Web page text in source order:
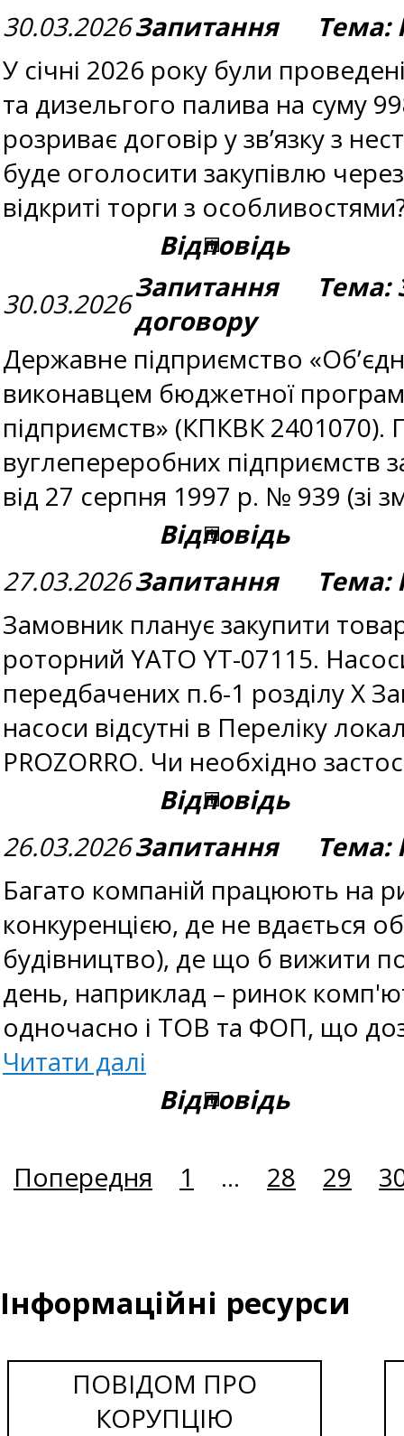
30.03.2026Запитання Тема:
У січні 2026 року були
та дизельгого палива на суму
розриває договір у зв’язку з
буде оголосити закупівлю
відкриті торги з
Відповідь
30.03.2026Запитання Тема:
договору
Державне підприємство
виконавцем бюджетної
підприємств» (КПКВК 2401070).
вуглепереробних підприємств
від 27 серпня 1997 р. № 939 (зі
Відповідь
27.03.2026Запитання Тема:
Замовник планує закупити
роторний YATO YT-07115.
передбачених п.6-1 розділу Х
насоси відсутні в Переліку
PROZORRO. Чи необхідно
Відповідь
26.03.2026Запитання Тема:
Багато компаній працюють на
конкуренцією, де не вдається
будівництво), де що б вижити
день, наприклад – ринок
одночасно і ТОВ та ФОП, що
Читати далі
Відповідь
Попередня 1 ... 28 29
Інформаційні ресурси
ПОВІДОМ ПРО
КОРУПЦІЮ